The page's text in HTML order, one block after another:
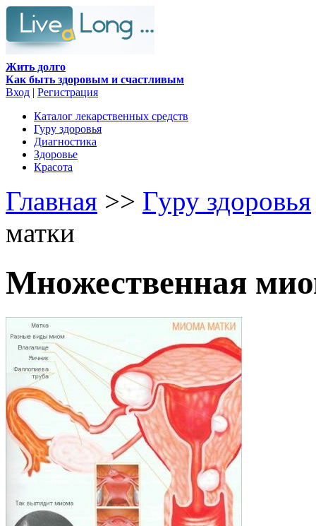
Жить долго
Как быть здоровым и счастливым
Вход | Регистрация
Каталог лекарственных средств
Гуру здоровья
Диагностика
Здоровье
Красота
Главная >> Гуру здоровья
матки
Множественная